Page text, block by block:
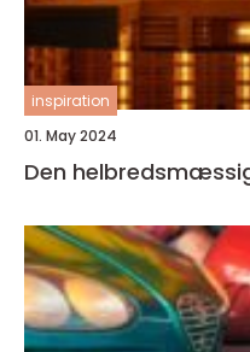
inspiration
01. May 2024
Den